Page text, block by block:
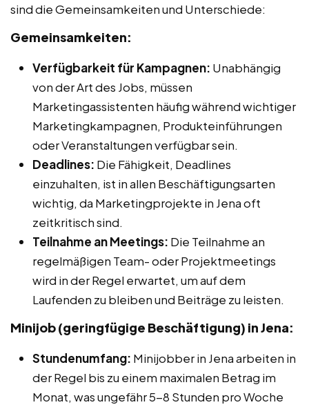
sind die Gemeinsamkeiten und Unterschiede:
Gemeinsamkeiten:
Verfügbarkeit für Kampagnen: Unabhängig
von der Art des Jobs, müssen
Marketingassistenten häufig während wichtiger
Marketingkampagnen, Produkteinführungen
oder Veranstaltungen verfügbar sein.
Deadlines: Die Fähigkeit, Deadlines
einzuhalten, ist in allen Beschäftigungsarten
wichtig, da Marketingprojekte in Jena oft
zeitkritisch sind.
Teilnahme an Meetings: Die Teilnahme an
regelmäßigen Team- oder Projektmeetings
wird in der Regel erwartet, um auf dem
Laufenden zu bleiben und Beiträge zu leisten.
Minijob (geringfügige Beschäftigung) in Jena:
Stundenumfang: Minijobber in Jena arbeiten in
der Regel bis zu einem maximalen Betrag im
Monat, was ungefähr 5-8 Stunden pro Woche